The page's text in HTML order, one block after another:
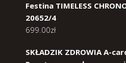
Festina TIMELESS
20652/4
699.00zł
SKŁADZIK ZDROWIA A-